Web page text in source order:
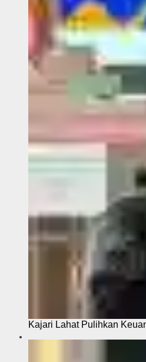
Kajari Lahat Pulihkan